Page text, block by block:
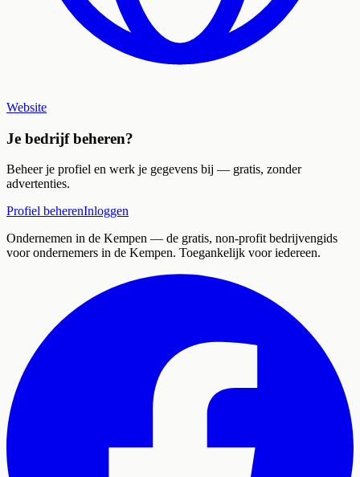
Website
Je bedrijf beheren?
Beheer je profiel en werk je gegevens bij — gratis, zonder
advertenties.
Profiel beherenInloggen
Ondernemen in de Kempen — de gratis, non-profit bedrijvengids
voor ondernemers in de Kempen. Toegankelijk voor iedereen.